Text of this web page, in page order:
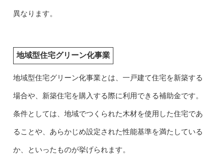
異なります。
地域型住宅グリーン化事業
地域型住宅グリーン化事業とは、一戸建て住宅を新築する
場合や、新築住宅を購入する際に利用できる補助金です。
条件としては、地域でつくられた木材を使用した住宅であ
ることや、あらかじめ設定された性能基準を満たしている
か、といったものが挙げられます。